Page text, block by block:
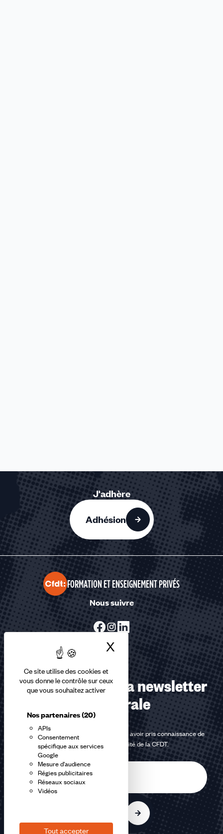
Ce site utilise des cookies et
vous donne le contrôle sur ceux
que vous souhaitez activer
Nos partenaires(20)
APIs
Consentement
spécifique aux services
Google
Mesure d'audience
Régies publicitaires
Réseaux sociaux
Vidéos
Tout accepter
X Masquer le
J'adhère
Adhésion
FORMATION ET ENSEIGNEMENT PRIVÉS
Nous suivre
Abonnez-vous à la newsletter
confédérale
En m'inscrivant à la newsletter, j'affirme avoir pris connaissance de
lapolitique de confidentialité de la CFDT.